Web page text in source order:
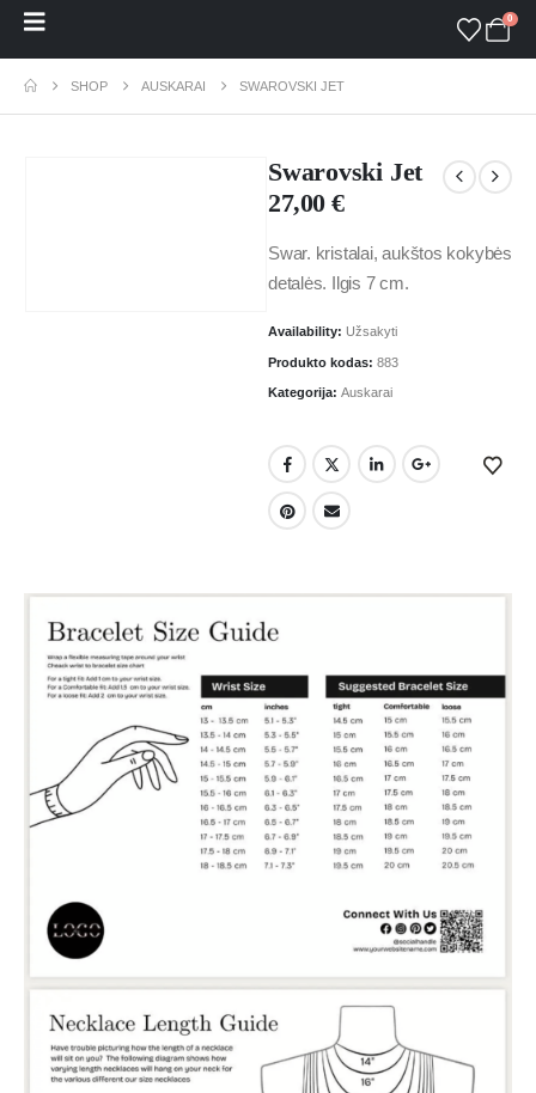
0
SHOP AUSKARAI SWAROVSKI JET
Swarovski Jet
27,00€
Swar. kristalai, aukštos kokybės
detalės. Ilgis 7 cm.
Availability: Užsakyti
Produkto kodas: 883
Kategorija: Auskarai